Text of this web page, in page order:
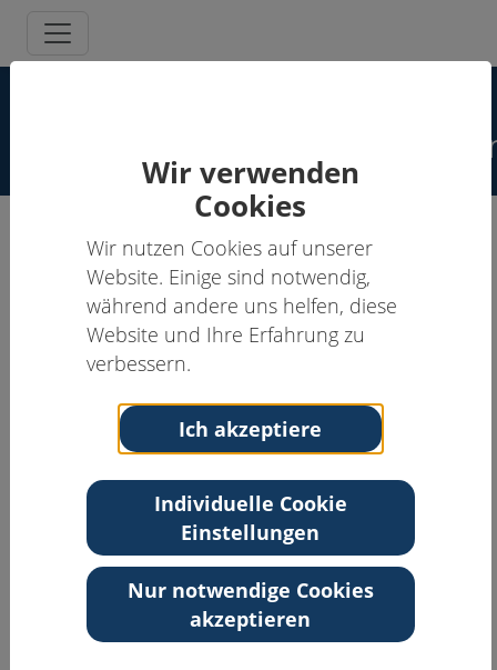
Wir verwenden
Cookies
Wir nutzen Cookies auf unserer
Website. Einige sind notwendig,
während andere uns helfen, diese
Website und Ihre Erfahrung zu
verbessern.
Ich akzeptiere
Individuelle Cookie
Einstellungen
Nur notwendige Cookies
akzeptieren
Elmar Janzing, Dipl.-Psych.
Schmerzpsychotherapeut:in
Anschrift
Von-Vincke-Str. 5-7
Nordrhein-Westfalen
Kontakt
info@praxis-
janzing.de
Zurück zur Übersicht